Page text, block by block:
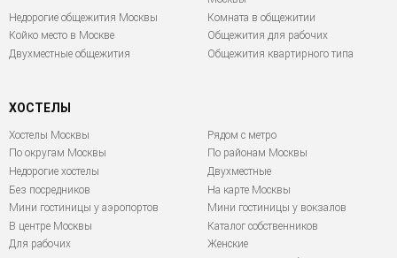
Недорогие общежития Москвы
Комната в общежитии
Койко место в Москве
Общежития для рабочих
Двухместные общежития
Общежития квартирного типа
ХОСТЕЛЫ
Хостелы Москвы
По округам Москвы
Недорогие хостелы
Без посредников
Мини гостиницы у аэропортов
В центре Москвы
Для рабочих
Рядом с метро
По районам Москвы
Двухместные
На карте Москвы
Мини гостиницы у вокзалов
Каталог собственников
Женские